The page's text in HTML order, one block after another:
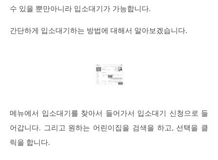
수 있을 뿐만아니라 입소대기가 가능합니다.
간단하게 입소대기하는 방법에 대해서 알아보겠습니다.
메뉴에서 입소대기를 찾아서 들어가서 입소대기 신청으로 들
어갑니다. 그리고 원하는 어린이집을 검색을 하고, 선택을 클
릭을 합니다.